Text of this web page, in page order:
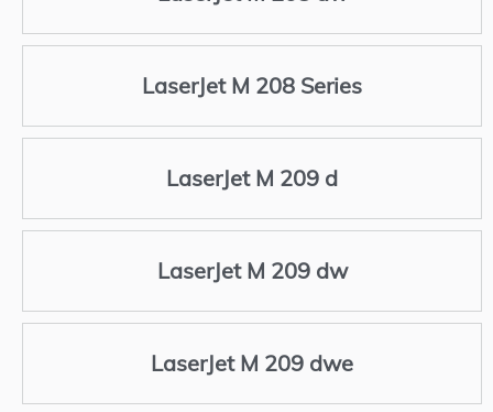
LaserJet M 208 Series
LaserJet M 209 d
LaserJet M 209 dw
LaserJet M 209 dwe